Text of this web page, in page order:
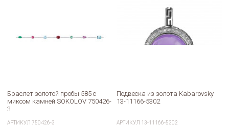
Браслет золотой пробы 585 с
миксом камней SOKOLOV 750426-
3
АРТИКУЛ750426-3
Подвеска из золота Kabarovsky
13-11166-5302
АРТИКУЛ 13-11166-5302